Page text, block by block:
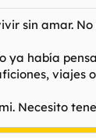
sin amar.
ya había
viajes
Necesito